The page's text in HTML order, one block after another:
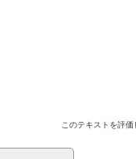
このテキストを評価